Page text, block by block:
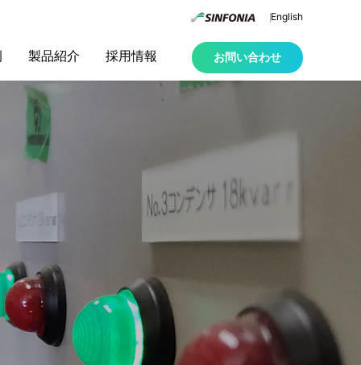
製品紹介 採用情報
English
お問い合わせ